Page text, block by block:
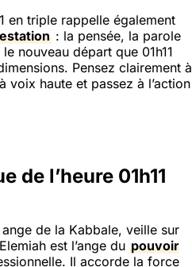
en triple rappelle également
: la pensée, la parole
nouveau départ que 01h11
Pensez clairement à
haute et passez à l’action
de l’heure 01h11
de la Kabbale, veille sur
est l’ange du pouvoir
Il accorde la force